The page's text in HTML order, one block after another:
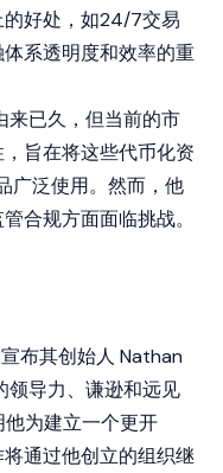
好处，如24/7交易
体系透明度和效率的重
来已久，但当前的市
旨在将这些代币化资
广泛使用。然而，他
合规方面面临挑战。
布其创始人 Nathan
领导力、谦逊和远见
为建立一个更开
通过他创立的组织继